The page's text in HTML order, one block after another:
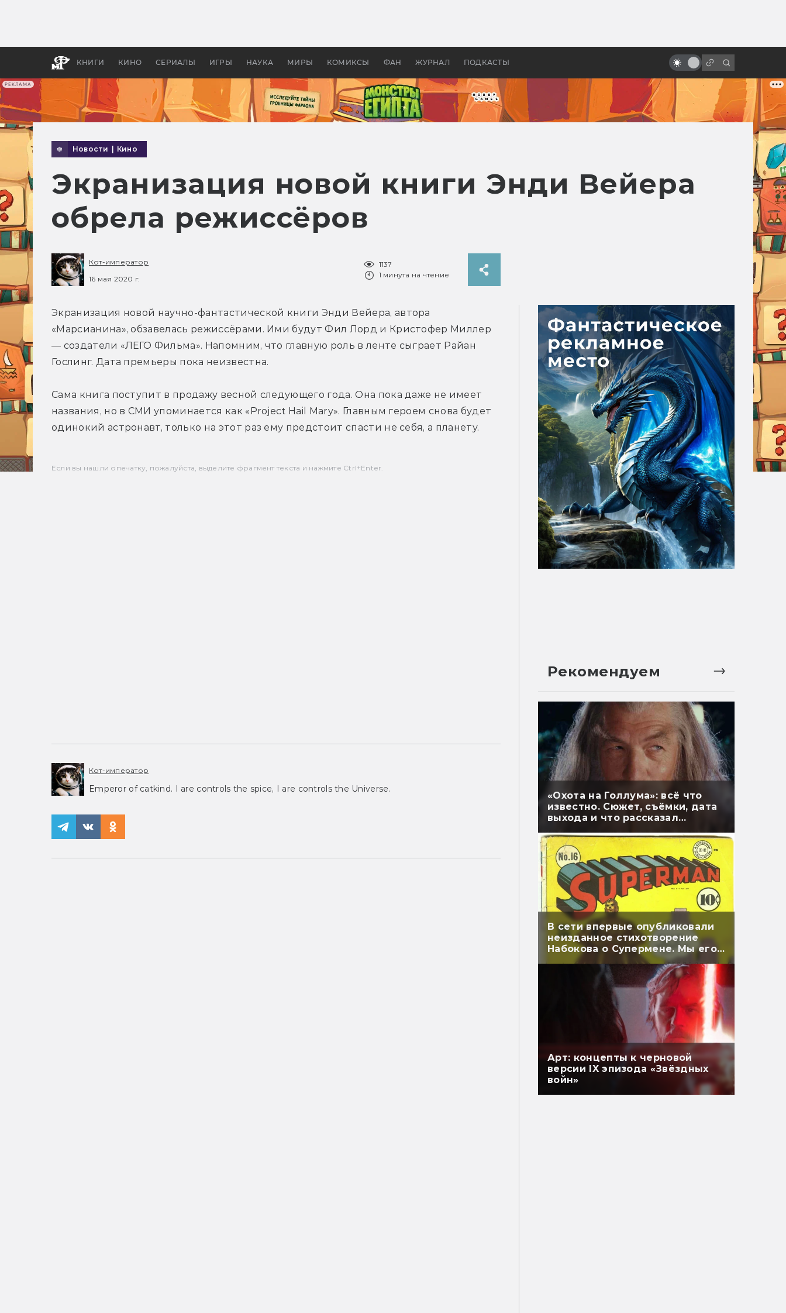
РЕКЛАМА
КНИГИ КИНО СЕРИАЛЫ ИГРЫ НАУКА МИРЫ КОМИКСЫ ФАН ЖУРНАЛ ПОДКАСТЫ
бы «Властелина колец»
Древней Грецией
Лавкрафта) в своё готическое
Новости Кино
Экранизация новой книги Энди Вейера
обрела режиссёров
Кот-император
16 мая 2020 г.
1137
1 минута на чтение
Экранизация новой научно-фантастической книги Энди Вейера, автора
«Марсианина», обзавелась режиссёрами. Ими будут Фил Лорд и Кристофер Миллер
— создатели «ЛЕГО Фильма». Напомним, что главную роль в ленте сыграет Райан
Гослинг. Дата премьеры пока неизвестна.
Сама книга поступит в продажу весной следующего года. Она пока даже не имеет
названия, но в СМИ упоминается как «Project Hail Mary». Главным героем снова будет
одинокий астронавт, только на этот раз ему предстоит спасти не себя, а планету.
Если вы нашли опечатку, пожалуйста, выделите фрагмент текста и нажмите Ctrl+Enter.
Кот-император
Emperor of catkind. I are controls the spice, I are controls the Universe.
Рекомендуем
«Охота на Голлума»: всё что
известно. Сюжет, съёмки, дата
выхода и что рассказал
В сети впервые опубликовали
неизданное стихотворение
Набокова о Супермене. Мы его
перевели
Арт: концепты к черновой
версии IX эпизода «Звёздных
войн»